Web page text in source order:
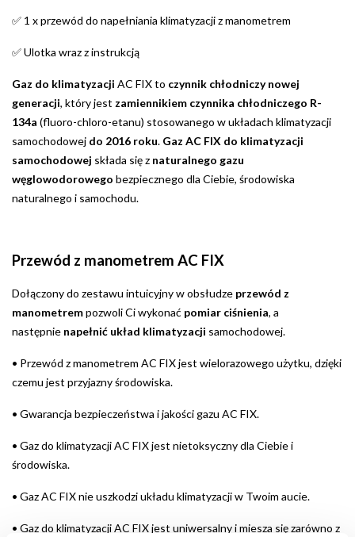
✅ 1 x przewód do napełniania klimatyzacji z manometrem
✅Ulotka wraz z instrukcją
Gaz do klimatyzacji AC FIX to czynnik chłodniczy nowej
generacji, który jest zamiennikiem czynnika chłodniczego R-
134a (fluoro-chloro-etanu) stosowanego w układach klimatyzacji
samochodowej do 2016 roku. Gaz AC FIX do klimatyzacji
samochodowej składa się z naturalnego gazu
węglowodorowego bezpiecznego dla Ciebie, środowiska
naturalnego i samochodu.
Przewód z manometrem AC FIX
Dołączony do zestawu intuicyjny w obsłudze przewód z
manometrempozwoli Ci wykonać pomiar ciśnienia, a
następnie napełnić układ klimatyzacji samochodowej.
• Przewód z manometrem AC FIX jest wielorazowego użytku, dzięki
czemu jest przyjazny środowiska.
• Gwarancja bezpieczeństwa i jakości gazu AC FIX.
• Gaz do klimatyzacji AC FIX jest nietoksyczny dla Ciebie i
środowiska.
• Gaz AC FIX nie uszkodzi układu klimatyzacji w Twoim aucie.
• Gaz do klimatyzacji AC FIX jest uniwersalny i miesza się zarówno z